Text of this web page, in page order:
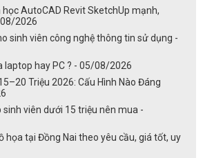
AutoCAD Revit SketchUp mạnh,
2026
sinh viên công nghệ thông tin sử dụng -
laptop hay PC ? - 05/08/2026
Triệu 2026: Cấu Hình Nào Đáng
viên dưới 15 triệu nên mua -
họa tại Đồng Nai theo yêu cầu, giá tốt, uy